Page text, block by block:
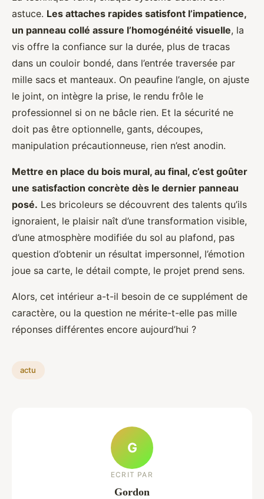
astuce. Les attaches rapides satisfont l’impatience,
un panneau collé assure l’homogénéité visuelle, la
vis offre la confiance sur la durée, plus de tracas
dans un couloir bondé, dans l’entrée traversée par
mille sacs et manteaux. On peaufine l’angle, on ajuste
le joint, on intègre la prise, le rendu frôle le
professionnel si on ne bâcle rien. Et la sécurité ne
doit pas être optionnelle, gants, découpes,
manipulation précautionneuse, rien n’est anodin.
Mettre en place du bois mural, au final, c’est goûter
une satisfaction concrète dès le dernier panneau
posé. Les bricoleurs se découvrent des talents qu’ils
ignoraient, le plaisir naît d’une transformation visible,
d’une atmosphère modifiée du sol au plafond, pas
question d’obtenir un résultat impersonnel, l’émotion
joue sa carte, le détail compte, le projet prend sens.
Alors, cet intérieur a-t-il besoin de ce supplément de
caractère, ou la question ne mérite-t-elle pas mille
réponses différentes encore aujourd’hui ?
actu
G
ECRIT PAR
Gordon